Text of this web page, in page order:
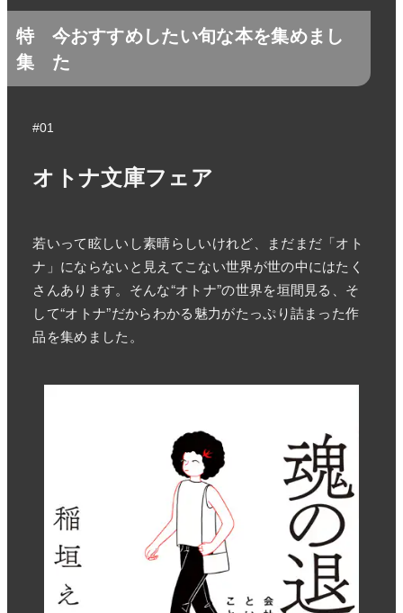
特
集
今おすすめしたい旬な本を集めまし
た
#01
オトナ文庫フェア
若いって眩しいし素晴らしいけれど、まだまだ「オト
ナ」にならないと見えてこない世界が世の中にはたく
さんあります。そんな“オトナ”の世界を垣間見る、そ
して“オトナ”だからわかる魅力がたっぷり詰まった作
品を集めました。